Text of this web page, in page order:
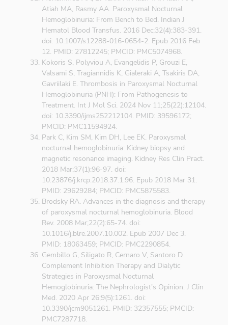
Atiah MA, Rasmy AA. Paroxysmal Nocturnal
Hemoglobinuria: From Bench to Bed. Indian J
Hematol Blood Transfus. 2016 Dec;32(4):383-391.
doi: 10.1007/s12288-016-0654-2. Epub 2016 Feb
12. PMID: 27812245; PMCID: PMC5074968.
Kokoris S, Polyviou A, Evangelidis P, Grouzi E,
Valsami S, Tragiannidis K, Gialeraki A, Tsakiris DA,
Gavriilaki E. Thrombosis in Paroxysmal Nocturnal
Hemoglobinuria (PNH): From Pathogenesis to
Treatment. Int J Mol Sci. 2024 Nov 11;25(22):12104.
doi: 10.3390/ijms252212104. PMID: 39596172;
PMCID: PMC11594924.
Park C, Kim SM, Kim DH, Lee EK. Paroxysmal
nocturnal hemoglobinuria: Kidney biopsy and
magnetic resonance imaging. Kidney Res Clin Pract.
2018 Mar;37(1):96-97. doi:
10.23876/j.krcp.2018.37.1.96. Epub 2018 Mar 31.
PMID: 29629284; PMCID: PMC5875583.
Brodsky RA. Advances in the diagnosis and therapy
of paroxysmal nocturnal hemoglobinuria. Blood
Rev. 2008 Mar;22(2):65-74. doi:
10.1016/j.blre.2007.10.002. Epub 2007 Dec 3.
PMID: 18063459; PMCID: PMC2290854.
Gembillo G, Siligato R, Cernaro V, Santoro D.
Complement Inhibition Therapy and Dialytic
Strategies in Paroxysmal Nocturnal
Hemoglobinuria: The Nephrologist's Opinion. J Clin
Med. 2020 Apr 26;9(5):1261. doi:
10.3390/jcm9051261. PMID: 32357555; PMCID:
PMC7287718.